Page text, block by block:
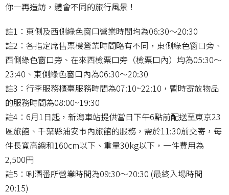
你一再造訪，體會不同的旅行風景！
註1：東側及西側綠色窗口營業時間均為06:30～20:30
註2：各指定席售票機營業時間略有不同，東側綠色窗口旁、
西側綠色窗口旁、在來西檢票口旁（檢票口內）均為05:30～
23:40、東側綠色窗口內為06:30～20:30
註3：行李服務櫃臺服務時間為07:10~22:10，暫時寄放物品
的服務時間為08:00~19:30
註4：6月1日起，新潟車站提供當日下午6點前配送至東京23
區旅館、千葉縣浦安市內旅館的服務，需於11:30前交寄，每
件長寬高總和160cm以下、重量30kg以下，一件費用為
2,500円
註5：唎酒番所營業時間為09:30～20:30 (最終入場時間
20:15)